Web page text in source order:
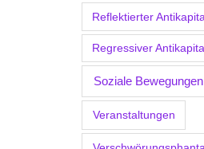
Reflektierter
Regressiver
Soziale Bewegungen
Veranstaltungen